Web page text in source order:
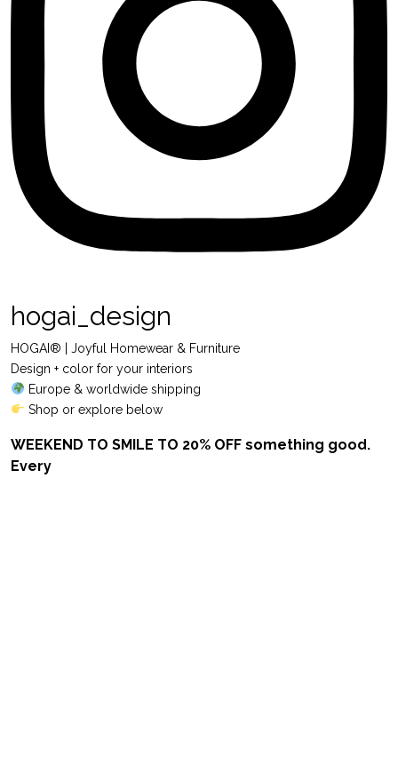
hogai_design
HOGAI® | Joyful Homewear & Furniture
Design + color for your interiors
Europe & worldwide shipping
Shop or explore below
WEEKEND TO SMILE TO 20% OFF something good.
Every